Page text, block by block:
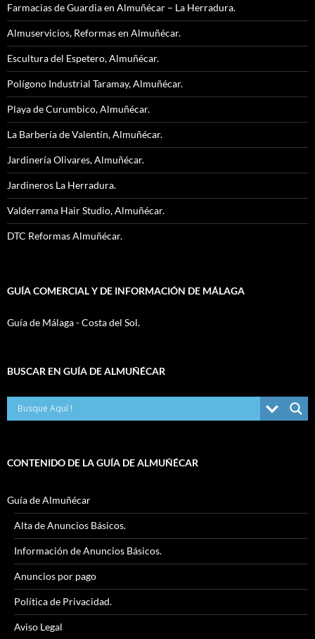
Farmacias de Guardia en Almuñécar – La Herradura.
Almuservicios, Reformas en Almuñécar.
Escultura del Espetero, Almuñécar.
Polígono Industrial Taramay, Almuñécar.
Playa de Curumbico, Almuñécar.
La Barbería de Valentín, Almuñécar.
Jardinería Olivares, Almuñécar.
Jardineros La Herradura.
Valderrama Hair Studio, Almuñécar.
DTC Reformas Almuñécar.
GUÍA COMERCIAL Y DE INFORMACIÓN DE MÁLAGA
Guía de Málaga - Costa del Sol.
BUSCAR EN GUÍA DE ALMUÑÉCAR
CONTENIDO DE LA GUÍA DE ALMUÑÉCAR
Guía de Almuñécar
Alta de Anuncios Básicos.
Información de Anuncios Básicos.
Anuncios por pago
Política de Privacidad.
Aviso Legal